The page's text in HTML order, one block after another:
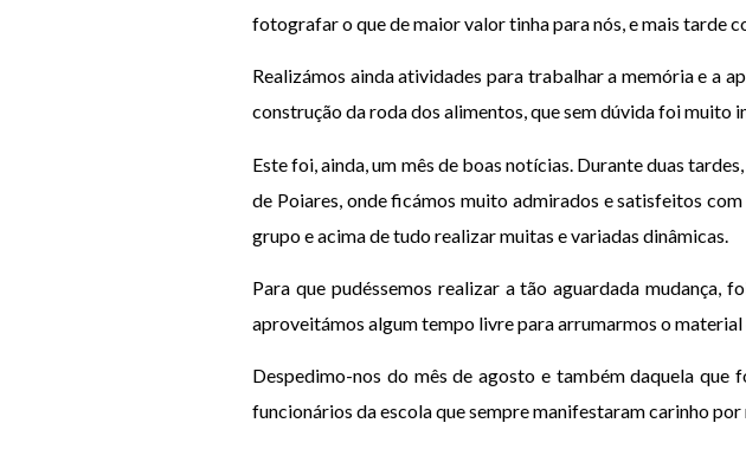
fotografar o que de maior valor tinha para nós, e mais tarde
Realizámos ainda atividades para trabalhar a memória e a
construção da roda dos alimentos, que sem dúvida foi
Este foi, ainda, um mês de boas notícias. Durante duas
de Poiares, onde ficámos muito admirados e satisfeitos
grupo e acima de tudo realizar muitas e variadas dinâmicas.
Para que pudéssemos realizar a tão aguardada mudança,
aproveitámos algum tempo livre para arrumarmos o
Despedimo-nos do mês de agosto e também daquela que
funcionários da escola que sempre manifestaram carinho